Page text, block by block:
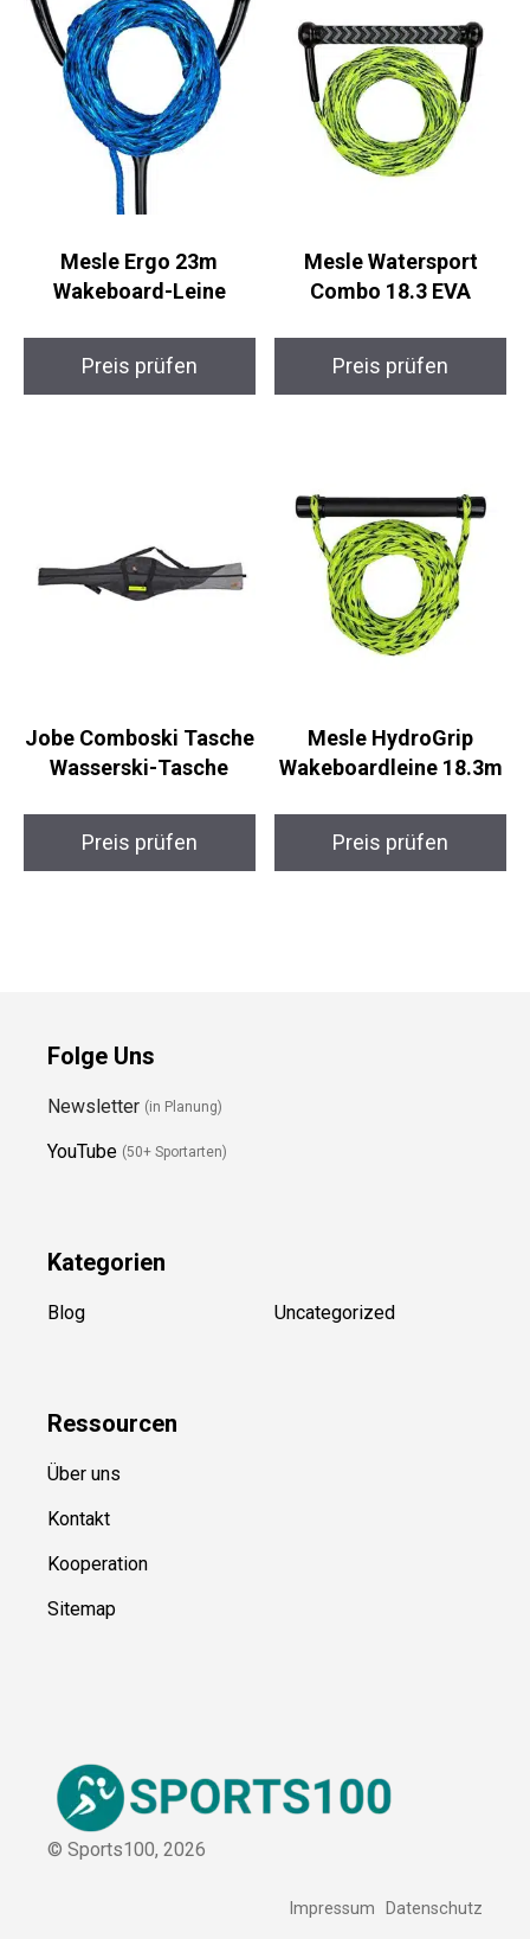
Mesle Ergo 23m
Wakeboard-Leine
Preis prüfen
Mesle Watersport
Combo 18.3 EVA
Preis prüfen
Jobe Comboski Tasche
Wasserski-Tasche
Preis prüfen
Mesle HydroGrip
Wakeboardleine 18.3m
Preis prüfen
Folge Uns
Newsletter (in Planung)
YouTube (50+ Sportarten)
Kategorien
Blog Uncategorized
Ressourcen
Über uns
Kontakt
Kooperation
Sitemap
© Sports100, 2026
Impressum Datenschutz